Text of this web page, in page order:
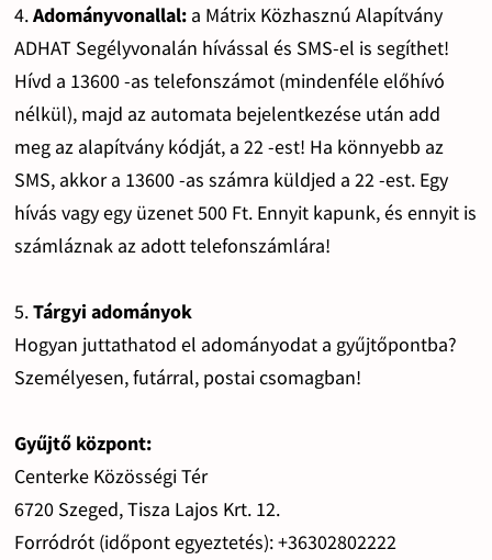
4.Adományvonallal:a Mátrix Közhasznú Alapítvány
ADHAT Segélyvonalán hívással és SMS-el is segíthet!
Hívd a 13600 -as telefonszámot (mindenféle előhívó
nélkül), majd az automata bejelentkezése után add
meg az alapítvány kódját, a 22 -est! Ha könnyebb az
SMS, akkor a 13600 -as számra küldjed a 22 -est. Egy
hívás vagy egy üzenet 500 Ft. Ennyit kapunk, és ennyit is
számláznak az adott telefonszámlára!
5.Tárgyi adományok
Hogyan juttathatod el adományodat a gyűjtőpontba?
Személyesen, futárral, postai csomagban!
Gyűjtő központ:
Centerke Közösségi Tér
6720 Szeged, Tisza Lajos Krt. 12.
Forródrót (időpont egyeztetés): +36302802222